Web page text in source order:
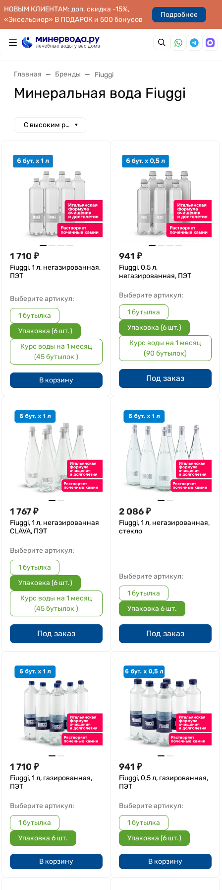
НОВЫМ КЛИЕНТАМ: доп. скидка -15%,
«Эксельсиор» В ПОДАРОК и 500 бонусов
Подробнее
Главная Бренды Fiuggi
Минеральная вода Fiuggi
С высоким рейтингом
1 710 ₽
Fiuggi, 1 л, негазированная,
ПЭТ
Выберите артикул:
1 бутылка
Упаковка (6 шт.)
Курс воды на 1 месяц
(45 бутылок )
В корзину
941 ₽
Fiuggi, 0,5 л,
негазированная, ПЭТ
Выберите артикул:
1 бутылка
Упаковка (6 шт.)
Курс воды на 1 месяц
(90 бутылок)
Под заказ
1 767₽
Fiuggi, 1 л, негазированная
CLAVA, ПЭТ
Выберите артикул:
1 бутылка
Упаковка (6 шт.)
Курс воды на 1 месяц
(45 бутылок )
Под заказ
2 086₽
Fiuggi, 1 л, негазированная,
стекло
Выберите артикул:
1 бутылка
Упаковка 6 шт.
Под заказ
1 710 ₽
Fiuggi, 1 л, газированная,
ПЭТ
Выберите артикул:
1 бутылка
Упаковка 6 шт.
В корзину
941 ₽
Fiuggi, 0,5 л, газированная,
ПЭТ
Выберите артикул:
1 бутылка
Упаковка (6 шт.)
В корзину